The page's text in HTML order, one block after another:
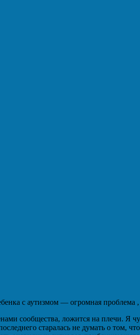
с аутизмом — огромная
сообщества, ложится на плечи. Я
старалась не думать о том,